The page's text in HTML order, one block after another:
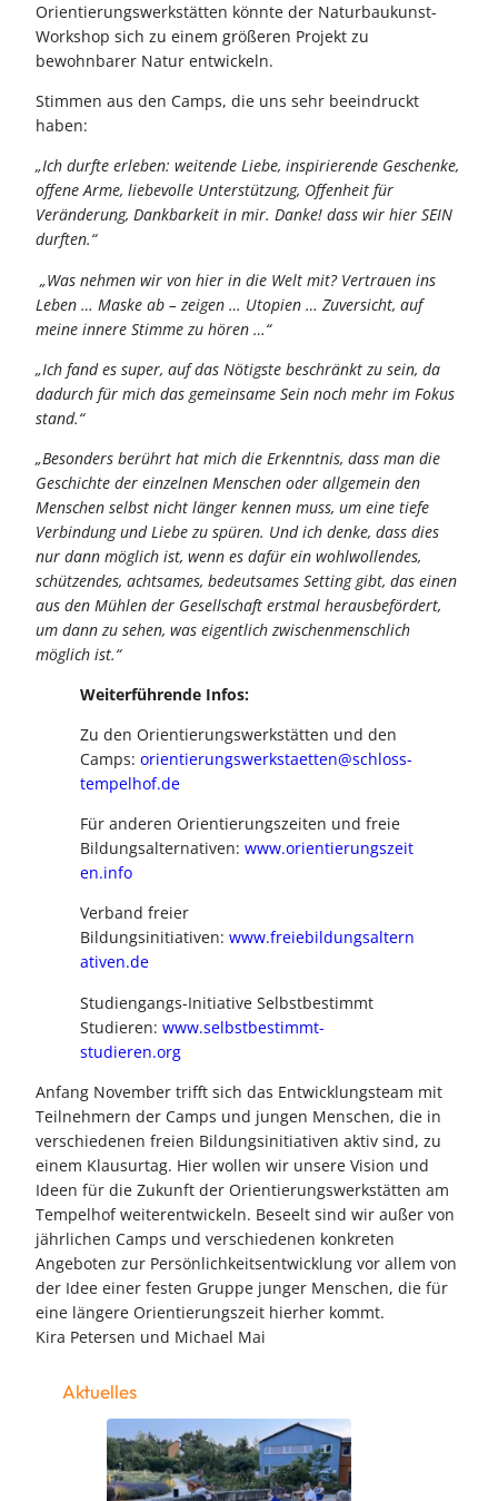
Orientierungswerkstätten könnte der Naturbaukunst-
Workshop sich zu einem größeren Projekt zu
bewohnbarer Natur entwickeln.
Stimmen aus den Camps, die uns sehr beeindruckt
haben:
„Ich durfte erleben: weitende Liebe, inspirierende Geschenke,
offene Arme, liebevolle Unterstützung, Offenheit für
Veränderung, Dankbarkeit in mir. Danke! dass wir hier SEIN
durften.“
„Was nehmen wir von hier in die Welt mit? Vertrauen ins
Leben … Maske ab – zeigen … Utopien … Zuversicht, auf
meine innere Stimme zu hören …“
„Ich fand es super, auf das Nötigste beschränkt zu sein, da
dadurch für mich das gemeinsame Sein noch mehr im Fokus
stand.“
„Besonders berührt hat mich die Erkenntnis, dass man die
Geschichte der einzelnen Menschen oder allgemein den
Menschen selbst nicht länger kennen muss, um eine tiefe
Verbindung und Liebe zu spüren. Und ich denke, dass dies
nur dann möglich ist, wenn es dafür ein wohlwollendes,
schützendes, achtsames, bedeutsames Setting gibt, das einen
aus den Mühlen der Gesellschaft erstmal herausbefördert,
um dann zu sehen, was eigentlich zwischenmenschlich
möglich ist.“
Weiterführende Infos:
Zu den Orientierungswerkstätten und den
Camps: orientierungswerkstaetten@schloss-
tempelhof.de
Für anderen Orientierungszeiten und freie
Bildungsalternativen: www.orientierungszeit
en.info
Verband freier
Bildungsinitiativen: www.freiebildungsaltern
ativen.de
Studiengangs-Initiative Selbstbestimmt
Studieren: www.selbstbestimmt-
studieren.org
Anfang November trifft sich das Entwicklungsteam mit
Teilnehmern der Camps und jungen Menschen, die in
verschiedenen freien Bildungsinitiativen aktiv sind, zu
einem Klausurtag. Hier wollen wir unsere Vision und
Ideen für die Zukunft der Orientierungswerkstätten am
Tempelhof weiterentwickeln. Beseelt sind wir außer von
jährlichen Camps und verschiedenen konkreten
Angeboten zur Persönlichkeitsentwicklung vor allem von
der Idee einer festen Gruppe junger Menschen, die für
eine längere Orientierungszeit hierher kommt.
Kira Petersen und Michael Mai
Aktuelles